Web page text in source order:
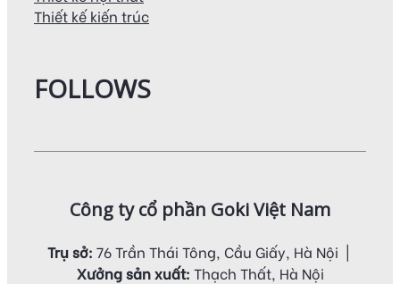
Thiết kế kiến trúc
FOLLOWS
Công ty cổ phần Goki Việt Nam
Trụ sở: 76 Trần Thái Tông, Cầu Giấy, Hà Nội |
Xưởng sản xuất: Thạch Thất, Hà Nội